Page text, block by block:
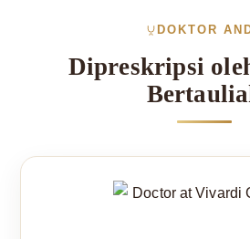
DOKTOR
Dipreskripsi